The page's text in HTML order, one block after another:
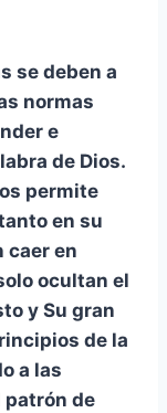
se deben a
normas
e
de Dios.
permite
en su
caer en
ocultan el
y Su gran
de la
a las
patrón de